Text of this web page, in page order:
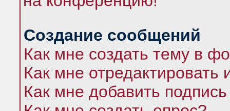
Создание сообщений
Как мне создать тему в
Как мне
Как мне добавить